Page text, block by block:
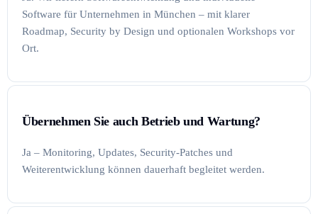
Software für Unternehmen in München – mit klarer
Roadmap, Security by Design und optionalen Workshops vor
Ort.
Übernehmen Sie auch Betrieb und Wartung?
Ja – Monitoring, Updates, Security-Patches und
Weiterentwicklung können dauerhaft begleitet werden.